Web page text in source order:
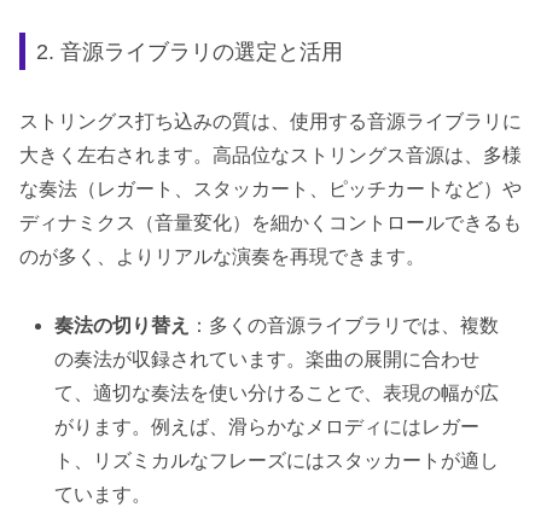
2. 音源ライブラリの選定と活用
ストリングス打ち込みの質は、使用する音源ライブラリに
大きく左右されます。高品位なストリングス音源は、多様
な奏法（レガート、スタッカート、ピッチカートなど）や
ディナミクス（音量変化）を細かくコントロールできるも
のが多く、よりリアルな演奏を再現できます。
奏法の切り替え
：多くの音源ライブラリでは、複数
の奏法が収録されています。楽曲の展開に合わせ
て、適切な奏法を使い分けることで、表現の幅が広
がります。例えば、滑らかなメロディにはレガー
ト、リズミカルなフレーズにはスタッカートが適し
ています。